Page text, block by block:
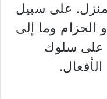
على سبيل
الحزام وما إلى
على سلوك